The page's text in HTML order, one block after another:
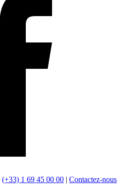
(+33) 1 69 45 00 00 | Contactez-nous